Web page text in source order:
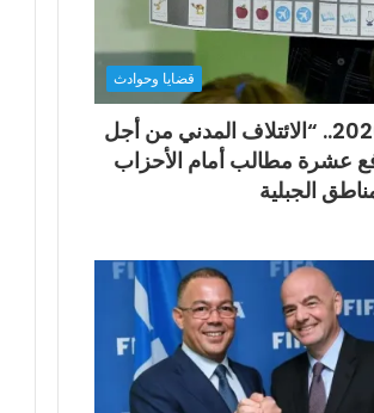
قضايا وحوادث
انتخابات 2026.. “الائتلاف المدني من أجل
عشرة مطالب أمام الأحزاب
الجبلية